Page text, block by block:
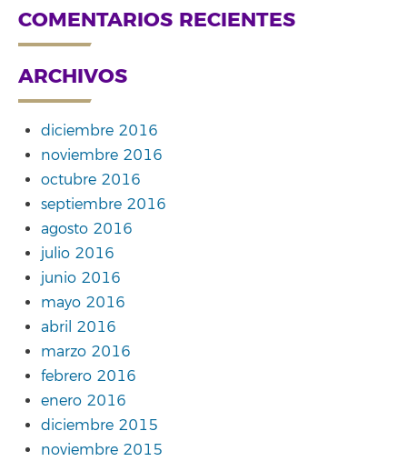
COMENTARIOS RECIENTES
ARCHIVOS
diciembre 2016
noviembre 2016
octubre 2016
septiembre 2016
agosto 2016
julio 2016
junio 2016
mayo 2016
abril 2016
marzo 2016
febrero 2016
enero 2016
diciembre 2015
noviembre 2015